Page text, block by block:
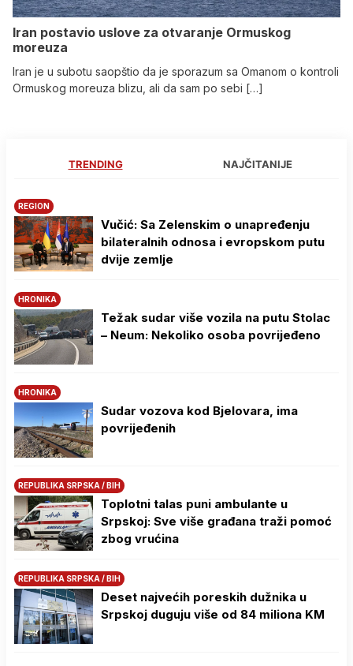
Iran postavio uslove za otvaranje Ormuskog
moreuza
Iran je u subotu saopštio da je sporazum sa Omanom o kontroli
Ormuskog moreuza blizu, ali da sam po sebi […]
TRENDING NAJČITANIJE
REGION
Vučić: Sa Zelenskim o unapređenju
bilateralnih odnosa i evropskom putu
dvije zemlje
HRONIKA
Težak sudar više vozila na putu Stolac
– Neum: Nekoliko osoba povrijeđeno
HRONIKA
Sudar vozova kod Bjelovara, ima
povrijeđenih
REPUBLIKA SRPSKA / BIH
Toplotni talas puni ambulante u
Srpskoj: Sve više građana traži pomoć
zbog vrućina
REPUBLIKA SRPSKA / BIH
Deset najvećih poreskih dužnika u
Srpskoj duguju više od 84 miliona KM